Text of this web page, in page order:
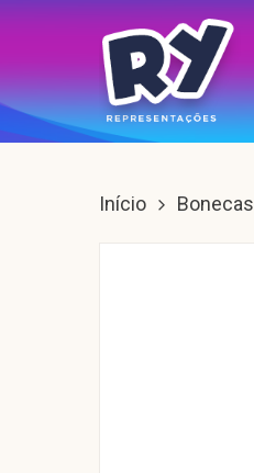
Skip
main
content
Início Bonecas